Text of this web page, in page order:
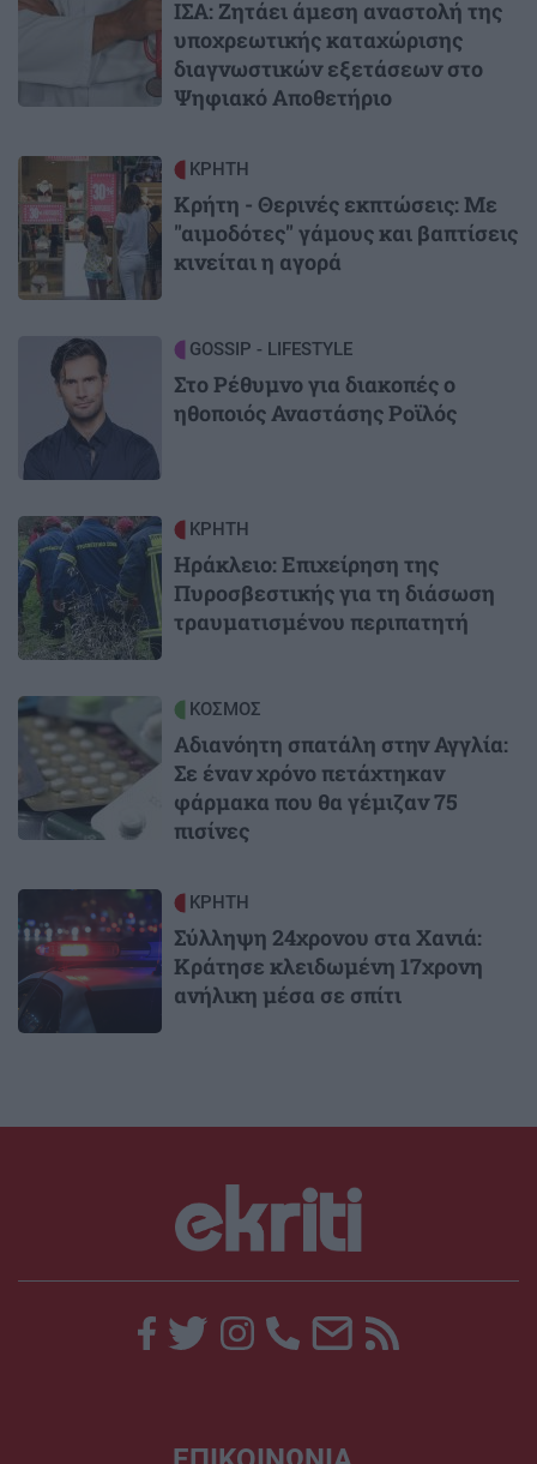
ΙΣΑ: Ζητάει άμεση αναστολή της
υποχρεωτικής καταχώρισης
διαγνωστικών εξετάσεων στο
Ψηφιακό Αποθετήριο
Image ΚΡΗΤΗ
Κρήτη - Θερινές εκπτώσεις: Με
"αιμοδότες" γάμους και βαπτίσεις
κινείται η αγορά
Image GOSSIP - LIFESTYLE
Στο Ρέθυμνο για διακοπές ο
ηθοποιός Αναστάσης Ροϊλός
Image ΚΡΗΤΗ
Ηράκλειο: Επιχείρηση της
Πυροσβεστικής για τη διάσωση
τραυματισμένου περιπατητή
Image ΚΟΣΜΟΣ
Αδιανόητη σπατάλη στην Αγγλία:
Σε έναν χρόνο πετάχτηκαν
φάρμακα που θα γέμιζαν 75
πισίνες
ΚΡΗΤΗ
Σύλληψη 24χρονου στα Χανιά:
Κράτησε κλειδωμένη 17χρονη
ανήλικη μέσα σε σπίτι